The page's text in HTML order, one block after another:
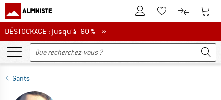
Vers le compte client
Vers la liste
Vers le
DÉSTOCKAGE : jusqu'à -60 %
DÉSTOCKAGE : jusqu'à -60 % »
Gants